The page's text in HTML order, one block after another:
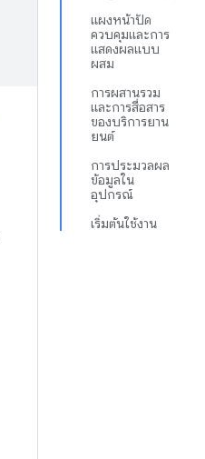
แผงหน้าปัด
ควบคุมและการ
แสดงผลแบบ
ผสม
การผสานรวม
และการสื่อสาร
ของบริการยาน
ยนต์
การประมวลผล
ข้อมูลใน
อุปกรณ์
เริ่มต้นใช้งาน